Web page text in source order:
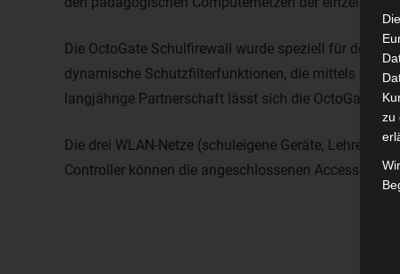
Die OctoGate Schulfirewall wurde speziell für den
dynamische Schutzfilterfunktionen, die mittels der
langjährige Partnerschaft lässt sich die OctoGate
Die drei WLAN-Netze (schuleigene Geräte, Lehrer-
Controller können die angeschlossenen Access
zu